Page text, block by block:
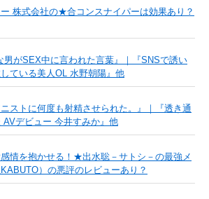
株式会社の★合コンスナイパーは効果あり？
男がSEX中に言われた言葉』｜『SNSで誘い
ている美人OL 水野朝陽』他
ニストに何度も射精させられた。』｜『透き通
AVデビュー 今井すみか』他
情を抱かせる！★出水聡－サトシ－の最強メ
）の悪評のレビューあり？